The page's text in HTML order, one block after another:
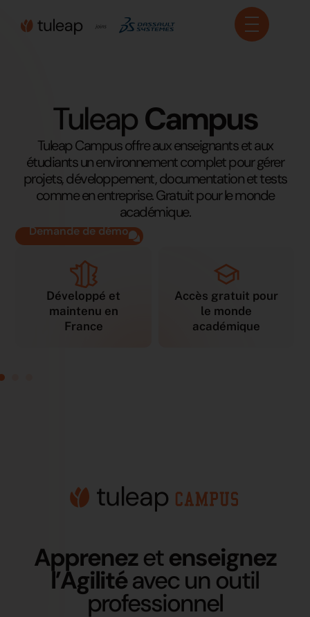
TuleapCampus
Tuleap Campus offre aux enseignants et aux
étudiants un environnement complet pour gérer
projets, développement, documentation et tests
comme en entreprise. Gratuit pour le monde
académique.
Demande de démo
Accès gratuit pour
le monde
académique
Disponible en cloud
Apprenezetenseignez
l’Agilitéavec un outil
professionnel